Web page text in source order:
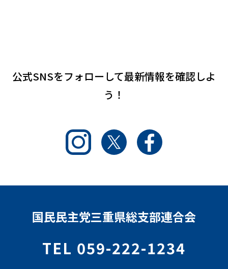
公式SNSをフォローして最新情報を確認しよ
う！
Instagram Twitter
国民民主党三重県総支部連合会
TEL 059-222-1234